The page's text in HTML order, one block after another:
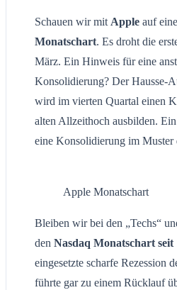
Schauen wir mitApple auf
Monatschart. Es droht die
März. Ein Hinweis für eine
Konsolidierung? Der Hausse-
wird im vierten Quartal einen
alten Allzeithoch ausbilden.
eine Konsolidierung im Muster
Apple Monatschart
Bleiben wir bei den „Techs“
den Nasdaq Monatschart seit
eingesetzte scharfe Rezession
führte gar zu einem Rücklauf